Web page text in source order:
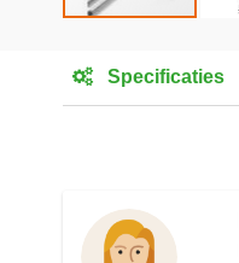
het
begin
Specificaties